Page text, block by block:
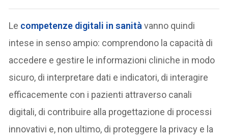
Le competenze digitali in sanità vanno quindi
intese in senso ampio: comprendono la capacità di
accedere e gestire le informazioni cliniche in modo
sicuro, di interpretare dati e indicatori, di interagire
efficacemente con i pazienti attraverso canali
digitali, di contribuire alla progettazione di processi
innovativi e, non ultimo, di proteggere la privacy e la